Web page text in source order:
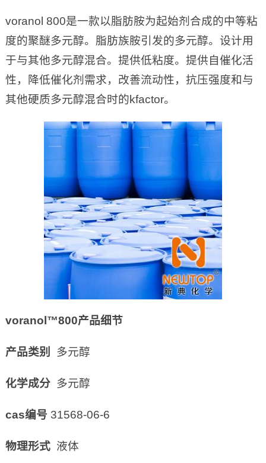
voranol 800是一款以脂肪胺为起始剂合成的中等粘
度的聚醚多元醇。脂肪族胺引发的多元醇。设计用
于与其他多元醇混合。提供低粘度。提供自催化活
性，降低催化剂需求，改善流动性，抗压强度和与
其他硬质多元醇混合时的kfactor。
voranol™800产品细节
产品类别 多元醇
化学成分 多元醇
cas编号31568-06-6
物理形式 液体